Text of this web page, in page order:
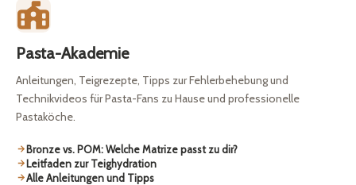
Pasta-Akademie
Anleitungen, Teigrezepte, Tipps zur Fehlerbehebung und
Technikvideos für Pasta-Fans zu Hause und professionelle
Pastaköche.
Bronze vs. POM: Welche Matrize passt zu dir?
Leitfaden zur Teighydration
Alle Anleitungen und Tipps